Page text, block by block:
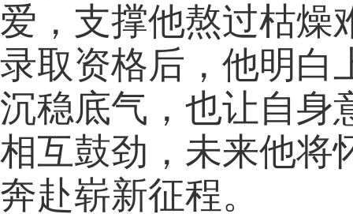
爱，支撑他熬过枯燥
录取资格后，他明白
沉稳底气，也让自身
相互鼓劲，未来他将
奔赴崭新征程。